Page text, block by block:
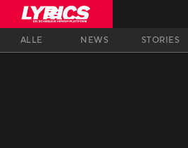
ALLE NEWS STORIES